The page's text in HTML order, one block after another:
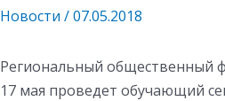
Новости /07.05.2018
Региональный общественный
17 мая проведет обучающий